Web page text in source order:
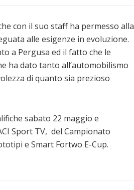
con il suo staff ha permesso alla
alle esigenze in evoluzione.
a Pergusa ed il fatto che le
ha dato tanto all’automobilismo
di quanto sia prezioso
sabato 22 maggio e
Sport TV, del Campionato
e Smart Fortwo E-Cup.